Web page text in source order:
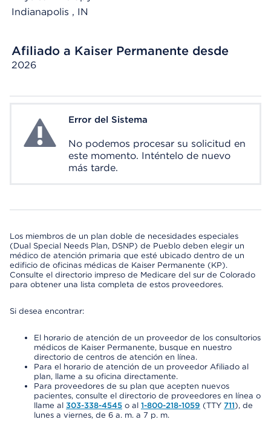
Indianapolis , IN
Afiliado a Kaiser Permanente desde
2026
System ErrorError del Sistema
No podemos procesar su solicitud en
este momento. Inténtelo de nuevo
más tarde.
Los miembros de un plan doble de necesidades especiales
(Dual Special Needs Plan, DSNP) de Pueblo deben elegir un
médico de atención primaria que esté ubicado dentro de un
edificio de oficinas médicas de Kaiser Permanente (KP).
Consulte el directorio impreso de Medicare del sur de Colorado
para obtener una lista completa de estos proveedores.
Si desea encontrar:
El horario de atención de un proveedor de los consultorios
médicos de Kaiser Permanente, busque en nuestro
directorio de centros de atención en línea.
Para el horario de atención de un proveedor Afiliado al
plan, llame a su oficina directamente.
Para proveedores de su plan que acepten nuevos
pacientes, consulte el directorio de proveedores en línea o
llame al 303-338-4545 o al 1-800-218-1059 (TTY 711), de
lunes a viernes, de 6 a. m. a 7 p. m.